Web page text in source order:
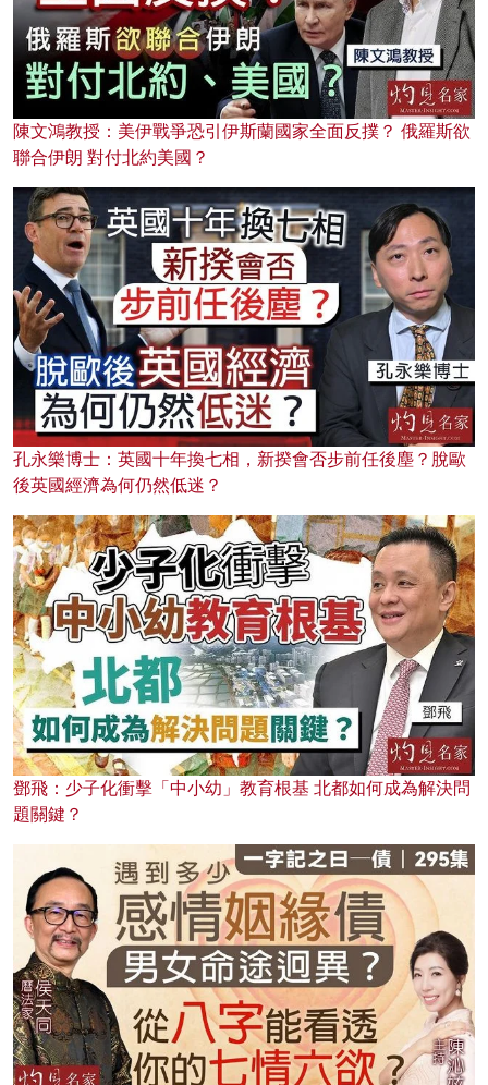
陳文鴻教授：美伊戰爭恐引伊斯蘭國家全面反撲？ 俄羅斯欲
聯合伊朗 對付北約美國？
孔永樂博士：英國十年換七相，新揆會否步前任後塵？脫歐
後英國經濟為何仍然低迷？
鄧飛：少子化衝擊「中小幼」教育根基 北都如何成為解決問
題關鍵？